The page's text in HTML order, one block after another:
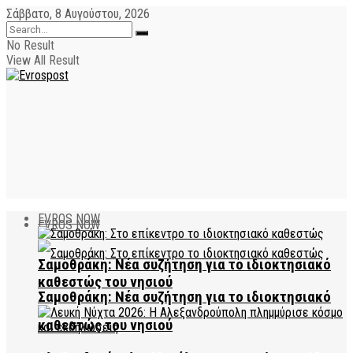
Σάββατο, 8 Αυγούστου, 2026
No Result
View All Result
EVROS NOW
Σαμοθράκη: Νέα συζήτηση για το ιδιοκτησιακό
καθεστώς του νησιού
EVROS NOW
Σαμοθράκη: Νέα συζήτηση για το ιδιοκτησιακό
καθεστώς του νησιού